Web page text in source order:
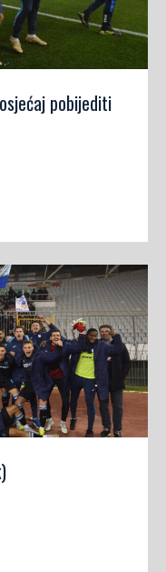
pobijediti